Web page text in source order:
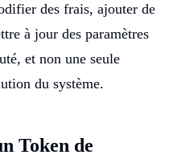
des frais, ajouter de
à jour des paramètres
et non une seule
du système.
Token de